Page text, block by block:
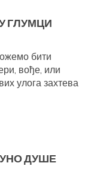
ГЛУМЦИ
бити
вође, или
улога захтева
ДУШЕ